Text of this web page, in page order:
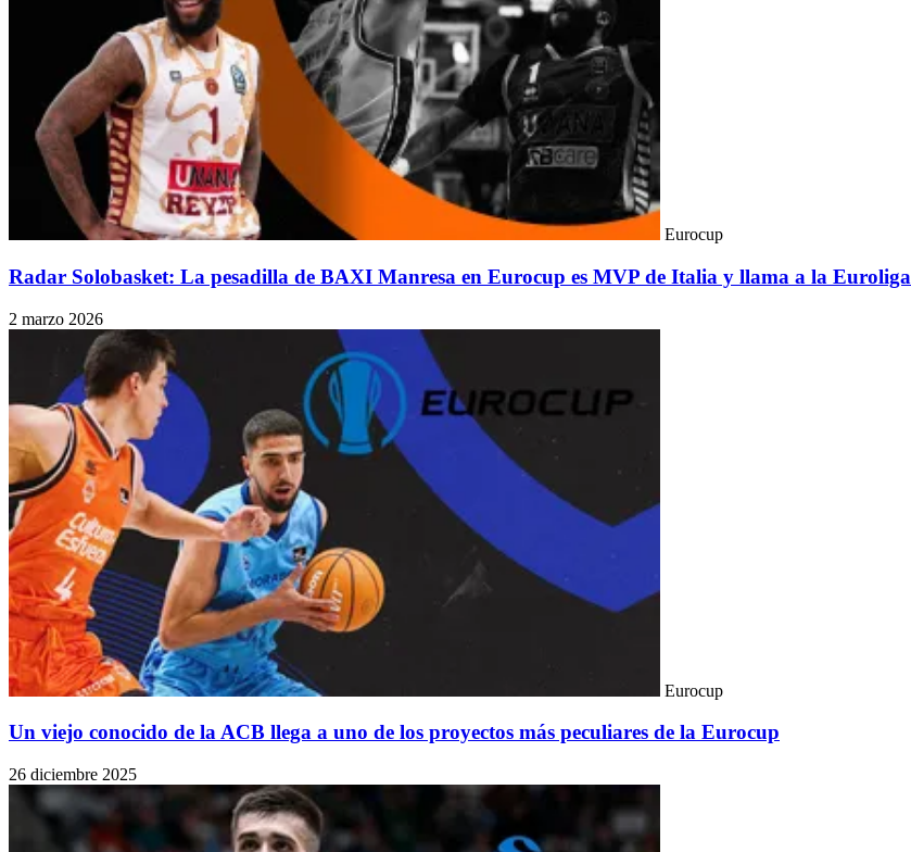
Eurocup
Radar Solobasket: La pesadilla de BAXI Manresa en Eurocup es MVP de Italia y llama a la Euroliga
2 marzo 2026
Eurocup
Un viejo conocido de la ACB llega a uno de los proyectos más peculiares de la Eurocup
26 diciembre 2025